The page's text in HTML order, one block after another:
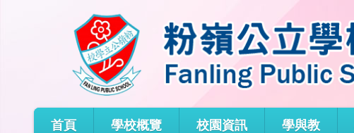
首頁 學校概覽 校園資訊 學與教